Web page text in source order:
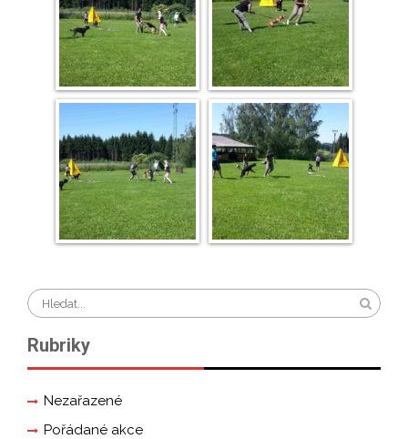
Rubriky
Nezařazené
Pořádané akce